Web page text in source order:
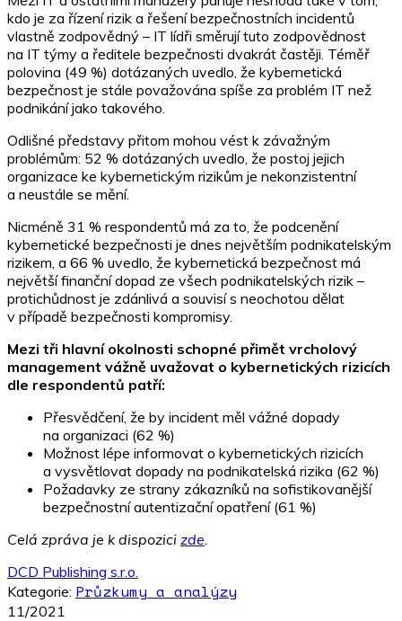
kdo je za řízení rizik a řešení bezpečnostních incidentů
vlastně zodpovědný – IT lídři směrují tuto zodpovědnost
na IT týmy a ředitele bezpečnosti dvakrát častěji. Téměř
polovina (49 %) dotázaných uvedlo, že kybernetická
bezpečnost je stále považována spíše za problém IT než
podnikání jako takového.
Odlišné představy přitom mohou vést k závažným
problémům: 52 % dotázaných uvedlo, že postoj jejich
organizace ke kybernetickým rizikům je nekonzistentní
a neustále se mění.
Nicméně 31 % respondentů má za to, že podcenění
kybernetické bezpečnosti je dnes největším podnikatelským
rizikem, a 66 % uvedlo, že kybernetická bezpečnost má
největší finanční dopad ze všech podnikatelských rizik –
protichůdnost je zdánlivá a souvisí s neochotou dělat
v případě bezpečnosti kompromisy.
Mezi tři hlavní okolnosti schopné přimět vrcholový
management vážně uvažovat o kybernetických rizicích
dle respondentů patří:
Přesvědčení, že by incident měl vážné dopady
na organizaci (62 %)
Možnost lépe informovat o kybernetických rizicích
a vysvětlovat dopady na podnikatelská rizika (62 %)
Požadavky ze strany zákazníků na sofistikovanější
bezpečnostní autentizační opatření (61 %)
Celá zpráva je k dispozici zde
DCD Publishing s.r.o.
Kategorie: Průzkumy a analýzy
11/2021